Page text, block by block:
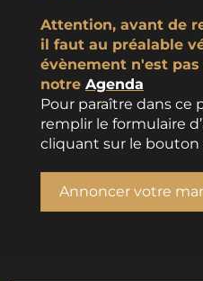
Attention, avant de
il faut au préalable
évènement n'est
notre Agenda
Pour paraître dans ce
remplir le formulaire
cliquant sur le bouton
Annoncer votre